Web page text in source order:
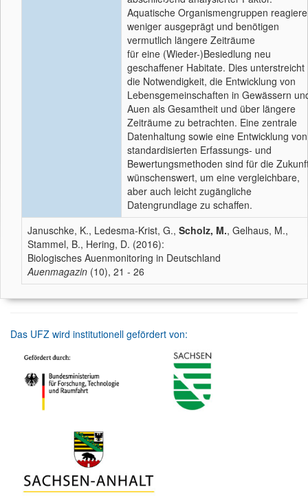
Aquatische Organismengruppen
weniger ausgeprägt und benötigen
vermutlich längere Zeiträume
für eine (Wieder-)Besiedlung neu
geschaffener Habitate. Dies unterstreicht
die Notwendigkeit, die Entwicklung von
Lebensgemeinschaften in Gewässern
Auen als Gesamtheit und über längere
Zeiträume zu betrachten. Eine zentrale
Datenhaltung sowie eine Entwicklung von
standardisierten Erfassungs- und
Bewertungsmethoden sind für die
wünschenswert, um eine vergleichbare,
aber auch leicht zugängliche
Datengrundlage zu schaffen.
Januschke, K., Ledesma-Krist, G., Scholz, M., Gelhaus, M.,
Stammel, B., Hering, D. (2016):
Biologisches Auenmonitoring in Deutschland
Auenmagazin (10), 21 - 26
Das UFZ wird institutionell gefördert von: